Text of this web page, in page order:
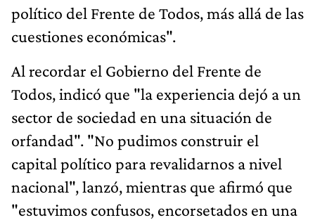
político del Frente de Todos, más allá de las
cuestiones económicas".
Al recordar el Gobierno del Frente de
Todos, indicó que "la experiencia dejó a un
sector de sociedad en una situación de
orfandad". "No pudimos construir el
capital político para revalidarnos a nivel
nacional", lanzó, mientras que afirmó que
"estuvimos confusos, encorsetados en una